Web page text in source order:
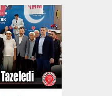
filmini
Yardımcıları
Yüksel ile
Etkinlikte
Cemil